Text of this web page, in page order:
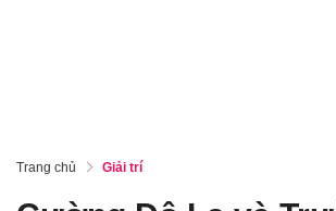
Trang chủ Giải trí